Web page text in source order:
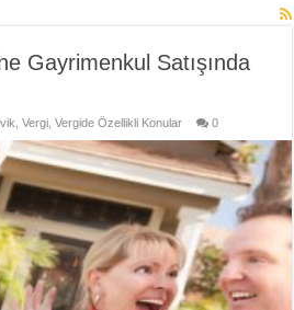
Gayrimenkul Satışında
,Vergi ,Vergide Özellikli Konular 0